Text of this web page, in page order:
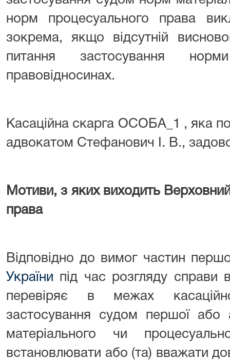
норм процесуального права
зокрема, якщо відсутній
питання застосування
правовідносинах.
Касаційна скарга ОСОБА_1 , яка
адвокатом Стефанович І. В.,
Мотиви, з яких виходить
права
Відповідно до вимог частин
України під час розгляду справи
перевіряє в межах
застосування судом першої або
матеріального чи
встановлювати або (та) вважати